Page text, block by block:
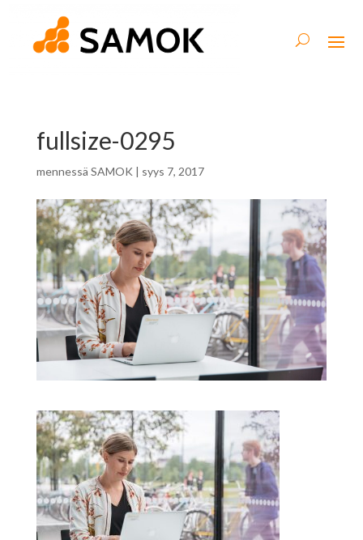
fullsize-0295
mennessä SAMOK | syys 7, 2017